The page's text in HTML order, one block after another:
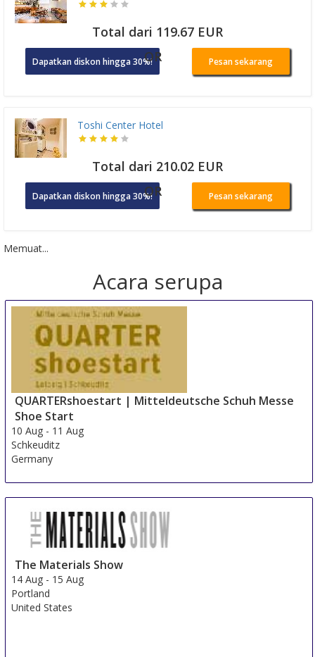
Total dari 119.67 EUR
Dapatkan diskon hingga 30%!OR Pesan sekarang
Toshi Center Hotel
Total dari 210.02 EUR
Dapatkan diskon hingga 30%!OR Pesan sekarang
Memuat...
Acara serupa
QUARTERshoestart | Mitteldeutsche Schuh Messe
Shoe Start
10 Aug - 11 Aug
Schkeuditz
Germany
The Materials Show
14 Aug - 15 Aug
Portland
United States